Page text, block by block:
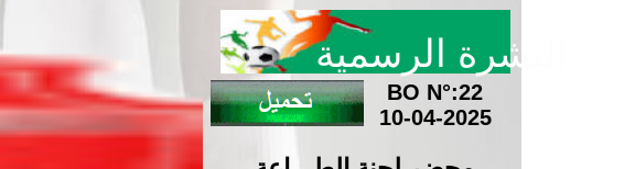
النشرة الرسمية
BO N°:22
10-04-2025